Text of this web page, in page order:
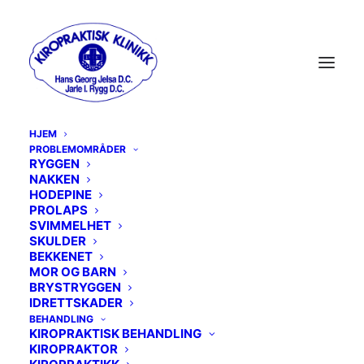
HJEM
PROBLEMOMRÅDER
RYGGEN
NAKKEN
HODEPINE
PROLAPS
SVIMMELHET
SKULDER
BEKKENET
MOR OG BARN
BRYSTRYGGEN
IDRETTSKADER
BEHANDLING
KIROPRAKTISK BEHANDLING
KIROPRAKTOR
MENU
RYGGEN
NAKKEN
HODEPINE
PROLAPS